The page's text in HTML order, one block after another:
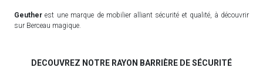
Geuther est une marque de mobilier alliant sécurité et qualité, à découvrir
sur Berceau magique.
DECOUVREZ NOTRE RAYON BARRIÈRE DE SÉCURITÉ